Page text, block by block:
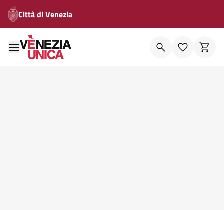
Città di Venezia